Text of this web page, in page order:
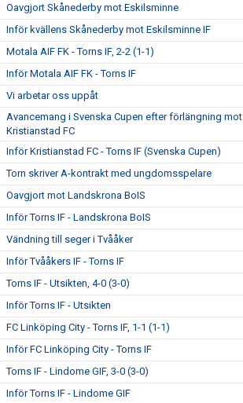
Oavgjort Skånederby mot Eskilsminne
Inför kvällens Skånederby mot Eskilsminne IF
Motala AIF FK - Torns IF, 2-2 (1-1)
Inför Motala AIF FK - Torns IF
Vi arbetar oss uppåt
Avancemang i Svenska Cupen efter förlängning mot
Kristianstad FC
Inför Kristianstad FC - Torns IF (Svenska Cupen)
Torn skriver A-kontrakt med ungdomsspelare
Oavgjort mot Landskrona BoIS
Inför Torns IF - Landskrona BoIS
Vändning till seger i Tvååker
Inför Tvååkers IF - Torns IF
Torns IF - Utsikten, 4-0 (3-0)
Inför Torns IF - Utsikten
FC Linköping City - Torns IF, 1-1 (1-1)
Inför FC Linköping City - Torns IF
Torns IF - Lindome GIF, 3-0 (3-0)
Inför Torns IF - Lindome GIF